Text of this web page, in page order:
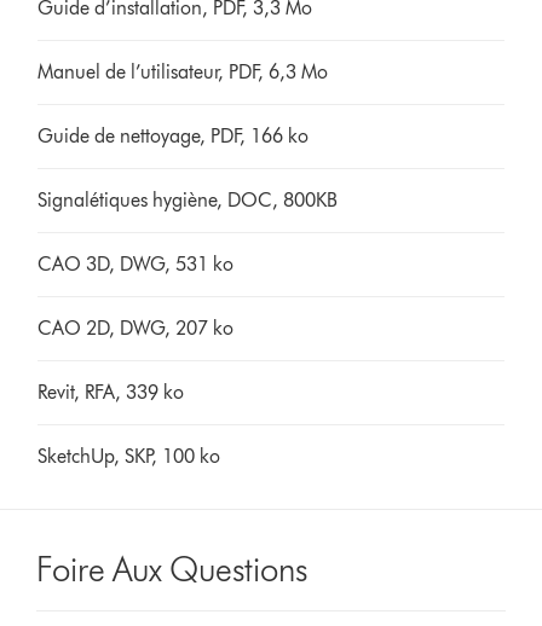
Guide d’installation, PDF, 3,3 Mo
Manuel de l’utilisateur, PDF, 6,3 Mo
Guide de nettoyage, PDF, 166 ko
Signalétiques hygiène, DOC, 800KB
CAO 3D, DWG, 531 ko
CAO 2D, DWG, 207 ko
Revit, RFA, 339 ko
SketchUp, SKP, 100 ko
Foire Aux Questions